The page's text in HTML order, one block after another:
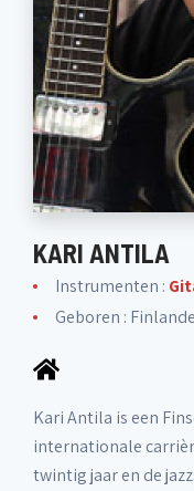
KARI ANTILA
Instrumenten :
Geboren : Finlande
Kari Antila is een
internationale
twintig jaar en de